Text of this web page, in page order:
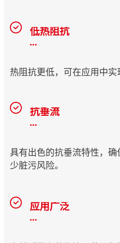
低热阻抗
...
热阻抗更低，可在应用中实
抗垂流
...
具有出色的抗垂流特性，
少脏污风险。
应用广泛
...